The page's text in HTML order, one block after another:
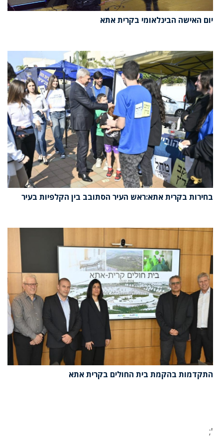
יום האישה הבינלאומי בקרית אתא
בחירות בקרית אתא:ראש העיר הסתובב בין הקלפיות בעיר
התקדמות בהקמת בית החולים בקרית אתא
';